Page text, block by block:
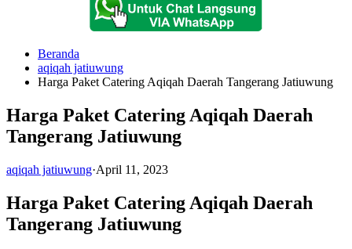
Beranda
aqiqah jatiuwung
Harga Paket Catering Aqiqah Daerah Tangerang Jatiuwung
Harga Paket Catering Aqiqah Daerah
Tangerang Jatiuwung
aqiqah jatiuwung·April 11, 2023
Harga Paket Catering Aqiqah Daerah
Tangerang Jatiuwung